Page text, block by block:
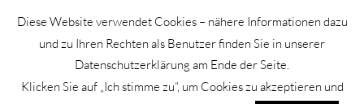
content GALERIE CHROMIK
Primary
Diese Website verwendet Cookies – nähere Informationen dazu
und zu Ihren Rechten als Benutzer finden Sie in unserer
Datenschutzerklärung am Ende der Seite.
Klicken Sie auf „Ich stimme zu“, um Cookies zu akzeptieren und